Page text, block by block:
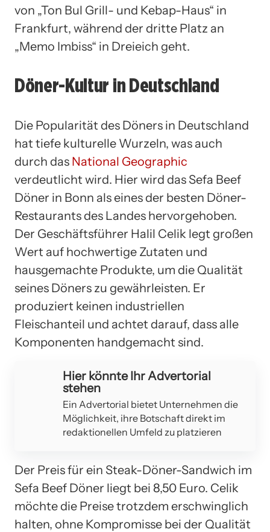
von „Ton Bul Grill- und Kebap-Haus“ in
Frankfurt, während der dritte Platz an
„Memo Imbiss“ in Dreieich geht.
Döner-Kultur in Deutschland
Die Popularität des Döners in Deutschland
hat tiefe kulturelle Wurzeln, was auch
durch das National Geographic
verdeutlicht wird. Hier wird das Sefa Beef
Döner in Bonn als eines der besten Döner-
Restaurants des Landes hervorgehoben.
Der Geschäftsführer Halil Celik legt großen
Wert auf hochwertige Zutaten und
hausgemachte Produkte, um die Qualität
seines Döners zu gewährleisten. Er
produziert keinen industriellen
Fleischanteil und achtet darauf, dass alle
Komponenten handgemacht sind.
Hier könnte Ihr Advertorial
stehen
Ein Advertorial bietet Unternehmen die
Möglichkeit, ihre Botschaft direkt im
redaktionellen Umfeld zu platzieren
Der Preis für ein Steak-Döner-Sandwich im
Sefa Beef Döner liegt bei 8,50 Euro. Celik
möchte die Preise trotzdem erschwinglich
halten, ohne Kompromisse bei der Qualität